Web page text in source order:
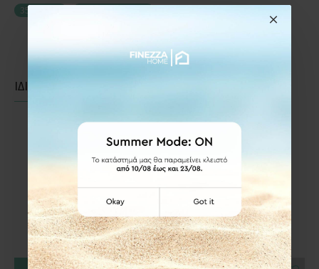
351-15S05
ΙΔΙΑΣ ΚΑΤΗΓΟΡΙΑΣ